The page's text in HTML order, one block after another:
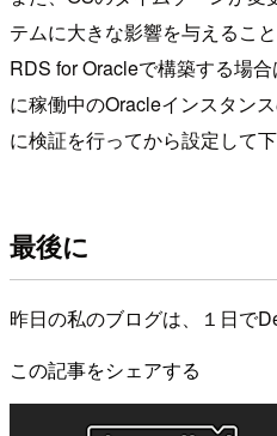
テムに大きな影響を与えるこ
RDS for Oracleで構築する場
に稼働中のOracleインスタン
に検証を行ってから設定して下
最後に
昨日の私のブログは、１日で
この記事をシェアする